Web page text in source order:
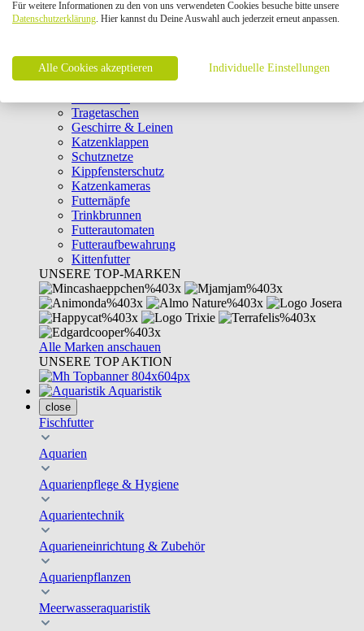
Intelligenzspielzeug
Laserpointer & Elektrospielzeug
Clicker & Target Sticks für Katzen
Weiteres Katzenspielzeug
Transportboxen
Tragetaschen
Geschirre & Leinen
Katzenklappen
Schutznetze
Kippfensterschutz
Katzenkameras
Futternäpfe
Trinkbrunnen
Futterautomaten
Futteraufbewahrung
Kittenfutter
UNSERE TOP-MARKEN
Alle Marken anschauen
UNSERE TOP AKTION
Aquaristik
close
Fischfutter
Aquarien
Aquarienpflege & Hygiene
Aquarientechnik
Aquarieneinrichtung & Zubehör
Aquarienpflanzen
Meerwasseraquaristik
Für weitere Informationen zu den von uns verwendeten Cookies besuche bitte unsere
Datenschutzerklärung. Hier kannst du Deine Auswahl auch jederzeit erneut anpassen.
Alle Cookies akzeptieren Individuelle Einstellungen